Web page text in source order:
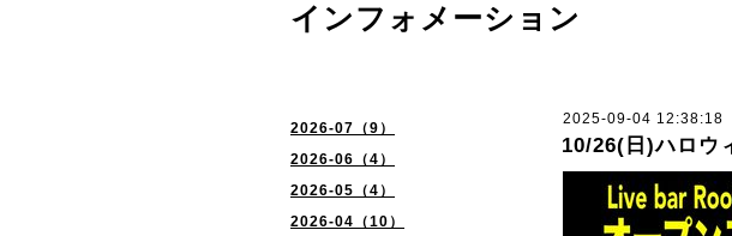
2026-07（9）
2026-06（4）
2026-05（4）
2026-04（10）
インフォメーション
2025-09-04 12:38:18
10/26(日)ハロウ